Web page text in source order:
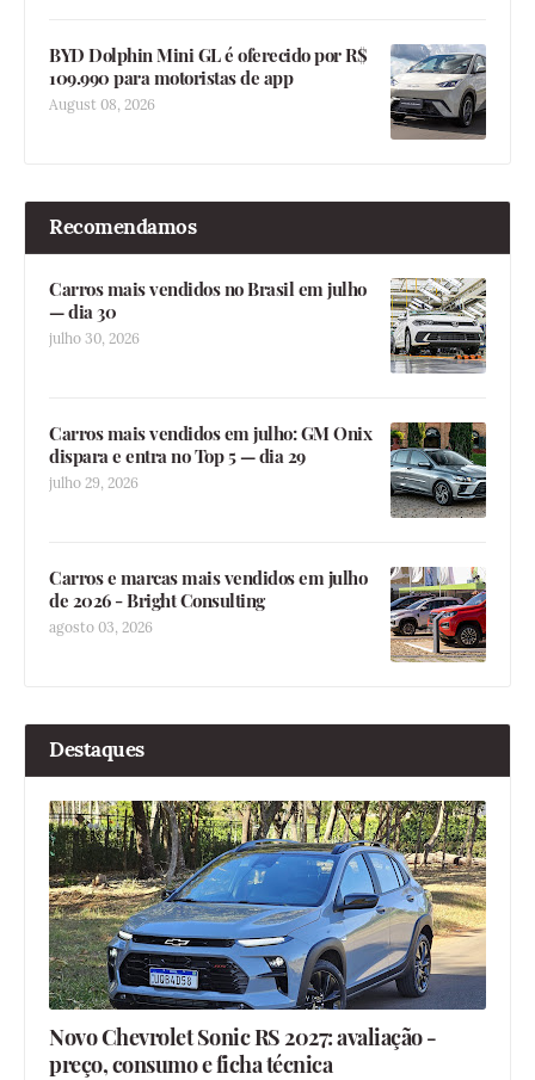
BYD Dolphin Mini GL é oferecido por R$
109.990 para motoristas de app
August 08, 2026
Recomendamos
Carros mais vendidos no Brasil em julho
— dia 30
julho 30, 2026
Carros mais vendidos em julho: GM Onix
dispara e entra no Top 5 — dia 29
julho 29, 2026
Carros e marcas mais vendidos em julho
de 2026 - Bright Consulting
agosto 03, 2026
Destaques
Novo Chevrolet Sonic RS 2027: avaliação -
preço, consumo e ficha técnica